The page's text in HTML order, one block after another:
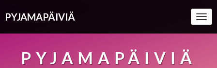
PYJAMAPÄIVIÄ
PYJAMAPÄIVIÄ